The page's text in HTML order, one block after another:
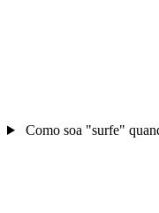
Como soa "surfe"